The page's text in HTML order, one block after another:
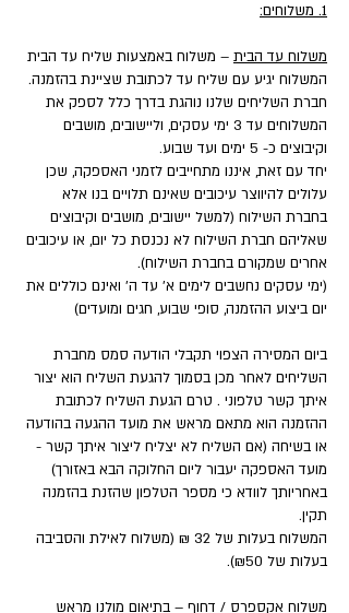
1. משלוחים:
משלוח עד הבית – משלוח באמצעות שליח עד הבית
המשלוח יגיע עם שליח עד לכתובת שציינת בהזמנה.
חברת השליחים שלנו נוהגת בדרך כלל לספק את
המשלוחים עד 3 ימי עסקים, וליישובים, מושבים
וקיבוצים כ- 5 ימים ועד שבוע.
יחד עם זאת, איננו מתחייבים לזמני האספקה, שכן
עלולים להיווצר עיכובים שאינם תלויים בנו אלא
בחברת השילוח (למשל יישובים, מושבים וקיבוצים
שאליהם חברת השילוח לא נכנסת כל יום, או עיכובים
אחרים שמקורם בחברת השילוח).
(ימי עסקים נחשבים לימים א' עד ה' ואינם כוללים את
יום ביצוע ההזמנה, סופי שבוע, חגים ומועדים)
ביום המסירה הצפוי תקבלי הודעה סמס מחברת
השליחים לאחר מכן בסמוך להגעת השליח הוא יצור
איתך קשר טלפוני . טרם הגעת השליח לכתובת
ההזמנה הוא מתאם מראש את מועד ההגעה בהודעה
או בשיחה (אם השליח לא יצליח ליצור איתך קשר -
מועד האספקה יעבור ליום החלוקה הבא באזורך)
באחריותך לוודא כי מספר הטלפון שהזנת בהזמנה
תקין.
המשלוח בעלות של 32 ₪ (משלוח לאילת והסביבה
בעלות של ₪50).
משלוח אקספרס / דחוף – בתיאום מולנו מראש